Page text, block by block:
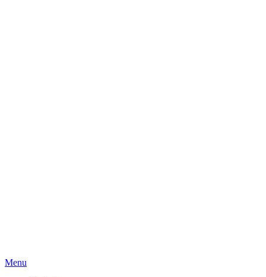
Skip
Menu